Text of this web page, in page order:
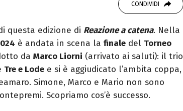
CONDIVIDI
questa edizione di Reazione a catena. Nella
è andata in scena la finale del Torneo
da Marco Liorni (arrivato ai saluti): il trio
Tre e Lode e si è aggiudicato l’ambita coppa,
Simone, Marco e Mario non sono
Scopriamo cos’è successo.